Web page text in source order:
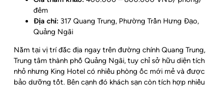
đêm
Địa chỉ: 317 Quang Trung, Phường Trần Hưng Đạo,
Quảng Ngãi
Nằm tại vị trí đắc địa ngay trên đường chính Quang Trung,
Trung tâm thành phố Quảng Ngãi, tuy chỉ sở hữu diện tích
nhỏ nhưng King Hotel có nhiều phòng ốc mới mẻ và được
bảo dưỡng tốt. Bên cạnh đó khách sạn còn tích hợp nhiều